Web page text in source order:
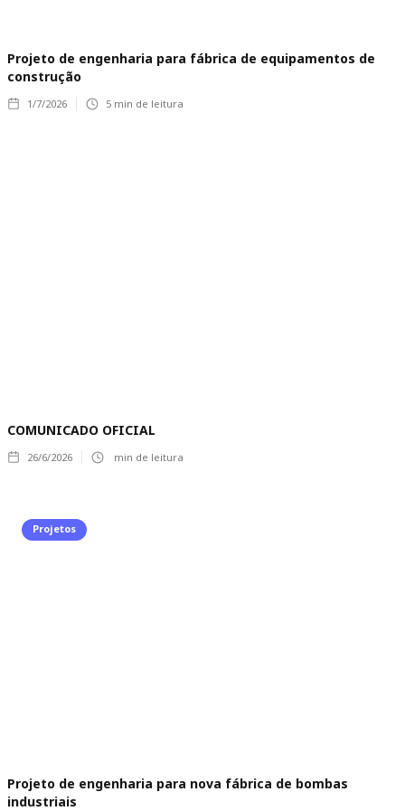
Projeto de engenharia para fábrica de equipamentos de
construção
1/7/2026 5 min de leitura
COMUNICADO OFICIAL
26/6/2026 min de leitura
Projetos
Projeto de engenharia para nova fábrica de bombas
industriais